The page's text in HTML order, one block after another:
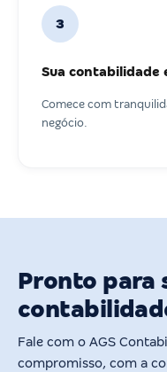
3
Sua contabilidade
Comece com
negócio.
Pronto para
Fale com o AGS
compromisso, com a